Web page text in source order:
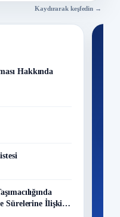
Kaydırarak keşfedin →
Hakkında
Sürelerine İlişkin